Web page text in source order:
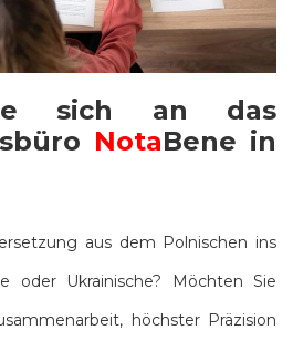
sich an das
NotaBene in
aus dem Polnischen ins
oder Ukrainische? Möchten Sie
höchster Präzision